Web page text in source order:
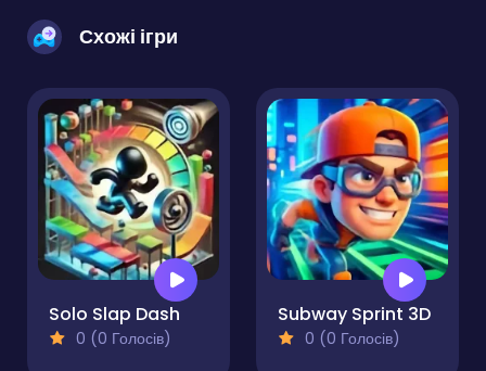
Схожі ігри
Solo Slap Dash
0 (0 Голосів)
Subway Sprint 3D
0 (0 Голосів)